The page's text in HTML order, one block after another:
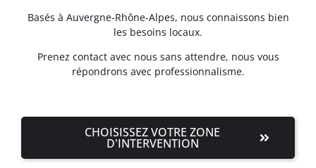
Basés à Auvergne-Rhône-Alpes, nous connaissons bien
les besoins locaux.
Prenez contact avec nous sans attendre, nous vous
répondrons avec professionnalisme.
CHOISISSEZ VOTRE ZONE
D'INTERVENTION